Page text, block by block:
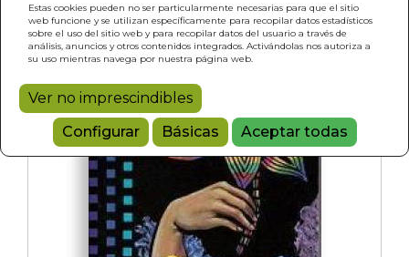
Estas cookies pueden no ser particularmente necesarias para que el sitio
web funcione y se utilizan específicamente para recopilar datos estadísticos
sobre el uso del sitio web y para recopilar datos del usuario a través de
análisis, anuncios y otros contenidos integrados. Activándolas nos autoriza a
su uso mientras navega por nuestra página web.
Ver no imprescindibles
Configurar
Básicas Aceptar todas